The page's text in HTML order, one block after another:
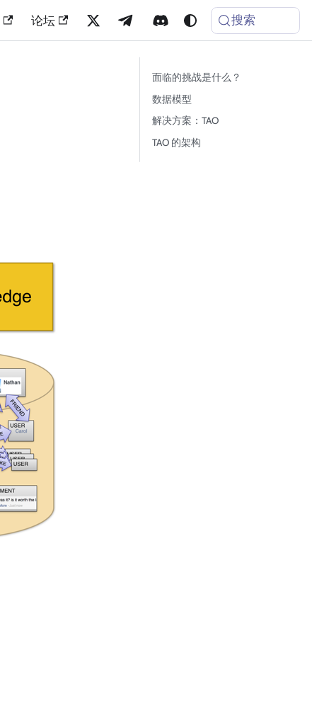
论坛 搜索
面临的挑战是什么？
数据模型
解决方案：TAO
TAO 的架构